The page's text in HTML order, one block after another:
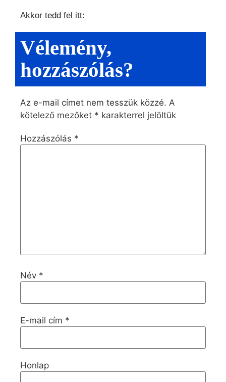
Akkor tedd fel itt:
Vélemény,
hozzászólás?
Az e-mail címet nem tesszük közzé. A
kötelező mezőket * karakterrel jelöltük
Hozzászólás *
Név *
E-mail cím *
Honlap